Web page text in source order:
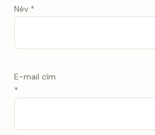
Név *
E-mail cím
*